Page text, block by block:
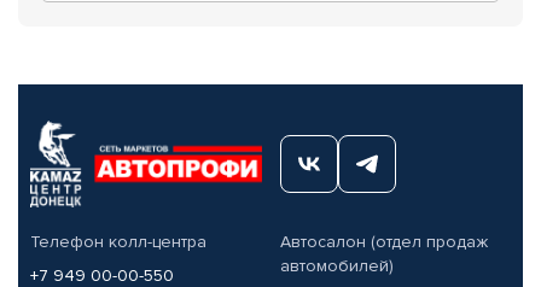
Телефон колл-центра
+7 949 00-00-550
Автосалон (отдел продаж
автомобилей)